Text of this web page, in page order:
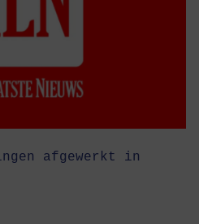
afgewerkt in